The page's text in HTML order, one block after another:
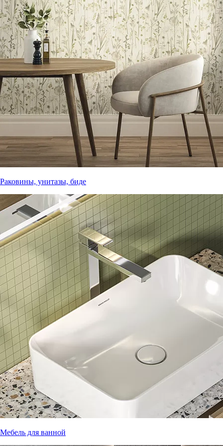
Раковины, унитазы, биде
Мебель для ванной